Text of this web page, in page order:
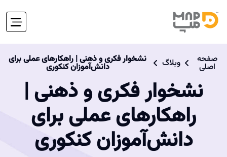
صفحه
اصلی وبلاگ نشخوار فکری و ذهنی | راهکارهای عملی برای
دانش‌آموزان کنکوری
نشخوار فکری و ذهنی |
راهکارهای عملی برای
دانش‌آموزان کنکوری